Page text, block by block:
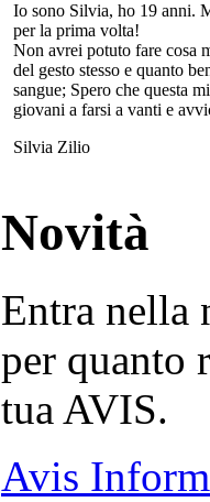
Io sono Silvia, ho 19 anni.
per la prima volta!
Non avrei potuto fare cosa
del gesto stesso e quanto
sangue; Spero che questa
giovani a farsi a vanti e
Silvia Zilio
Novità
Entra nella
per quanto
tua AVIS.
Avis